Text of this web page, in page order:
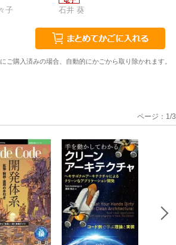
子 石井 葵
ご購入済みの場合、自動的にかごから取り除かれます。
ページ： 1 /3